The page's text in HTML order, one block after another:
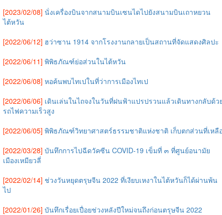
[2023/02/08] นั่งเครื่องบินจากสนามบินเซนไดไปยังสนามบินเถาหยวน
ไต้หวัน
[2022/06/12] ฮว่าซาน 1914 จากโรงงานกลายเป็นสถานที่จัดแสดงศิลปะ
[2022/06/11] พิพิธภัณฑ์ย่อส่วนในไต้หวัน
[2022/06/08] หอค้นพบไทเปในที่ว่าการเมืองไทเป
[2022/06/06] เดินเล่นในไถจงในวันที่ฝนฟ้าแปรปรวนแล้วเดินทางกลับด้ว
รถไฟความเร็วสูง
[2022/06/05] พิพิธภัณฑ์วิทยาศาสตร์ธรรมชาติแห่งชาติ เก็บตกส่วนที่เหลื
[2022/03/28] บันทึกการไปฉีดวัคซีน COVID-19 เข็มที่ ๓ ที่ศูนย์อนามัย
เมืองเหมียวลี่
[2022/02/14] ช่วงวันหยุดตรุษจีน 2022 ที่เงียบเหงาในไต้หวันก็ได้ผ่านพ้น
ไป
[2022/01/26] บันทึกเรื่อยเปื่อยช่วงหลังปีใหม่จนถึงก่อนตรุษจีน 2022